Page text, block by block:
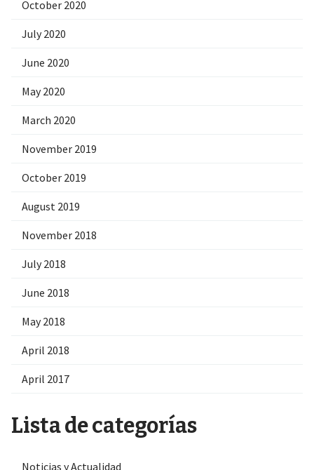
October 2020
July 2020
June 2020
May 2020
March 2020
November 2019
October 2019
August 2019
November 2018
July 2018
June 2018
May 2018
April 2018
April 2017
Lista de categorías
Noticias y Actualidad